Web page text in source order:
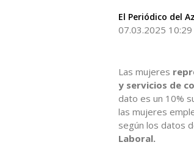
El Periódico del
07.03.2025 10:29
Las mujeres
y servicios de
dato es un 10%
las mujeres
según los datos
Laboral.